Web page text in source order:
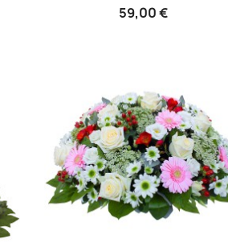
59,00 €